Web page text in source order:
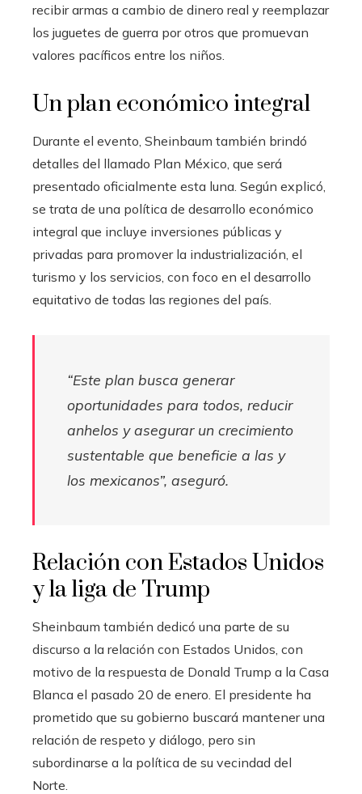
recibir armas a cambio de dinero real y reemplazar
los juguetes de guerra por otros que promuevan
valores pacíficos entre los niños.
Un plan económico integral
Durante el evento, Sheinbaum también brindó
detalles del llamado Plan México, que será
presentado oficialmente esta luna. Según explicó,
se trata de una política de desarrollo económico
integral que incluye inversiones públicas y
privadas para promover la industrialización, el
turismo y los servicios, con foco en el desarrollo
equitativo de todas las regiones del país.
“Este plan busca generar
oportunidades para todos, reducir
anhelos y asegurar un crecimiento
sustentable que beneficie a las y
los mexicanos”, aseguró.
Relación con Estados Unidos
y la liga de Trump
Sheinbaum también dedicó una parte de su
discurso a la relación con Estados Unidos, con
motivo de la respuesta de Donald Trump a la Casa
Blanca el pasado 20 de enero. El presidente ha
prometido que su gobierno buscará mantener una
relación de respeto y diálogo, pero sin
subordinarse a la política de su vecindad del
Norte.